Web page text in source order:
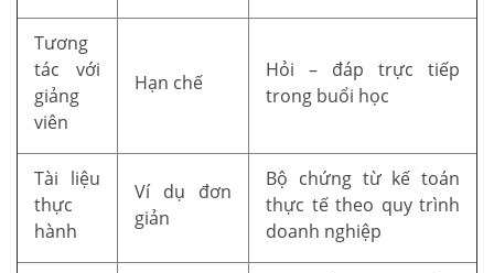
Tương
tác với
giảng
viên
Hạn chế
Hỏi – đáp trực tiếp
trong buổi học
Tài liệu
thực
hành
Ví dụ đơn
giản
Bộ chứng từ kế toán
thực tế theo quy trình
doanh nghiệp